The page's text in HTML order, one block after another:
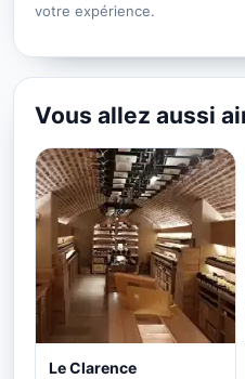
votre expérience.
Vous allez aussi
Le Clarence